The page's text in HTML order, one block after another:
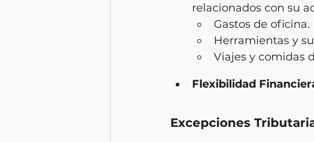
relacionados con su
Gastos de oficina.
Herramientas y
Viajes y comidas
Flexibilidad
Excepciones